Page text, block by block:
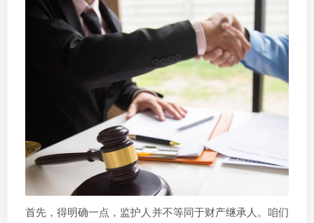
首先，得明确一点，监护人并不等同于财产继承人。咱们